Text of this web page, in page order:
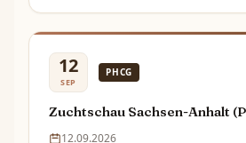
12
SEP
PHCG
Zuchtschau Sachsen-Anhalt
12.09.2026